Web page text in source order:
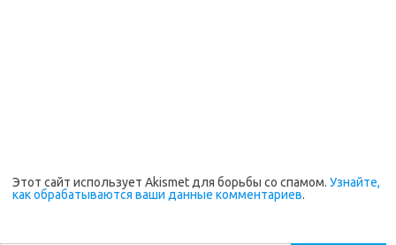
Этот сайт использует Akismet для борьбы со спамом. Узнайте,
как обрабатываются ваши данные комментариев.